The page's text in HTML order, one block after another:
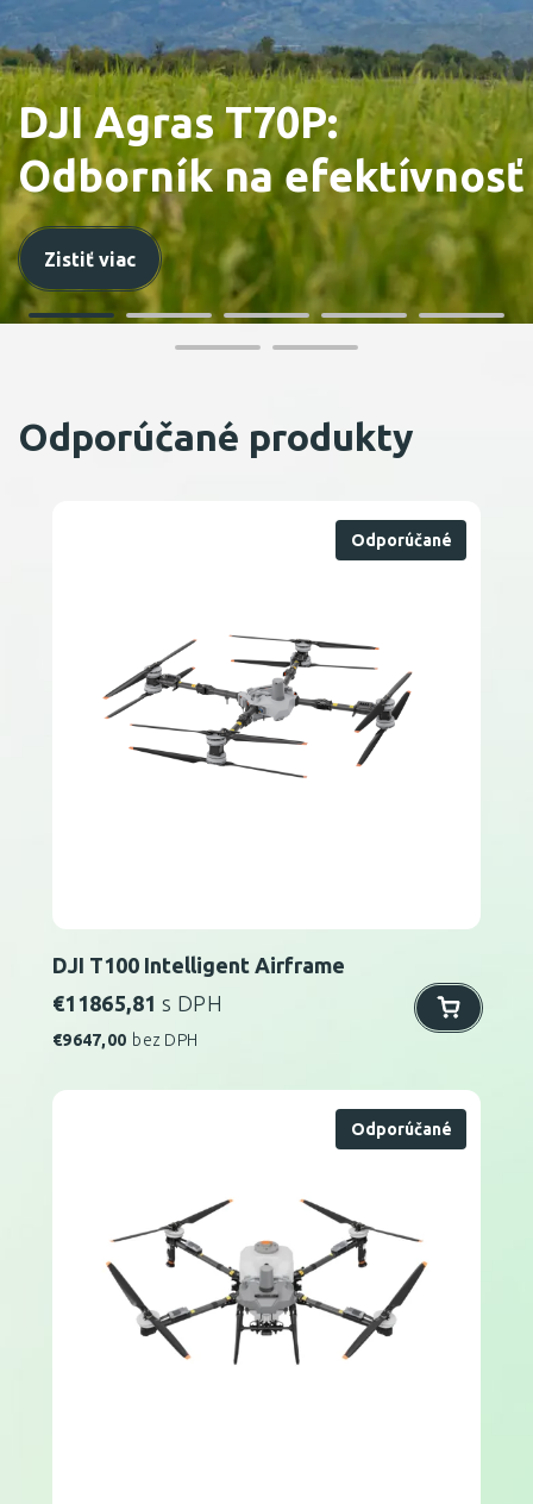
DJI Agras T70P:
Odborník na efektívnosť
Zistiť viac
Odporúčané produkty
Odporúčané
DJI T100 Intelligent Airframe
€11865,81 s DPH
€9647,00 bez DPH
Odporúčané